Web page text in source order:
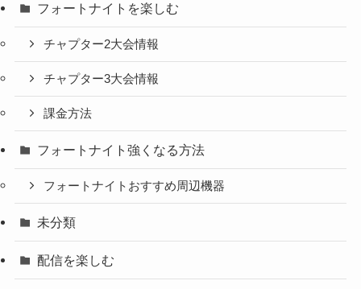
フォートナイトを楽しむ
チャプター2大会情報
チャプター3大会情報
課金方法
フォートナイト強くなる方法
フォートナイトおすすめ周辺機器
未分類
配信を楽しむ